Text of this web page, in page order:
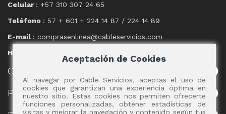
Celular : +57 310 307 24 65
Teléfono : 57 + 601 + 224 14 87 / 224 14 89
E-mail : comprasenlinea@cableservicios.com
Horario
CABLE
POLÍTICAS
Aceptación de Cookies
Al navegar por Cable Servicios, aceptas el uso de
cookies que garantizan una experiencia óptima en
nuestro sitio. Estas cookies nos permiten ofrecerte
funciones personalizadas, obtener estadísticas de
visitas y mejorar la navegación y contenido según tus